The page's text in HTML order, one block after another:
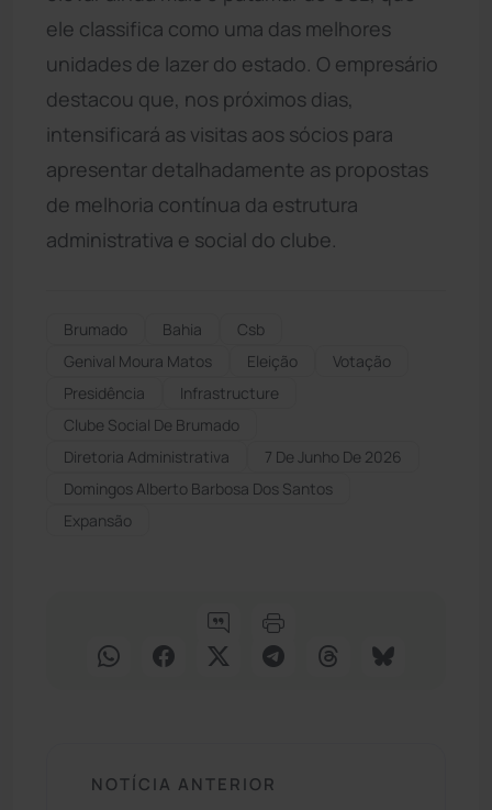
ele classifica como uma das melhores
unidades de lazer do estado. O empresário
destacou que, nos próximos dias,
intensificará as visitas aos sócios para
apresentar detalhadamente as propostas
de melhoria contínua da estrutura
administrativa e social do clube.
Brumado Bahia
Csb
Genival Moura Matos
Eleição
Votação
Presidência
Infrastructure
Clube Social De Brumado
Diretoria Administrativa
7 De Junho De 2026
Domingos Alberto Barbosa Dos Santos
Expansão
NOTÍCIA ANTERIOR